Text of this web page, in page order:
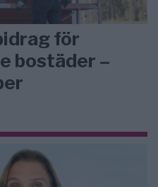
för
bostäder –